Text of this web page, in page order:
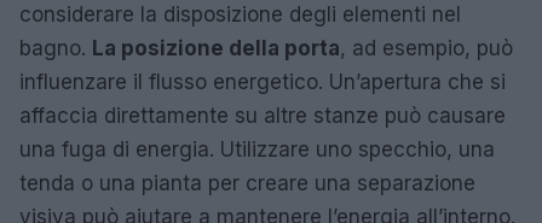
considerare la disposizione degli elementi nel
bagno. La posizione della porta, ad esempio, può
influenzare il flusso energetico. Un’apertura che si
affaccia direttamente su altre stanze può causare
una fuga di energia. Utilizzare uno specchio, una
tenda o una pianta per creare una separazione
visiva può aiutare a mantenere l’energia all’interno.